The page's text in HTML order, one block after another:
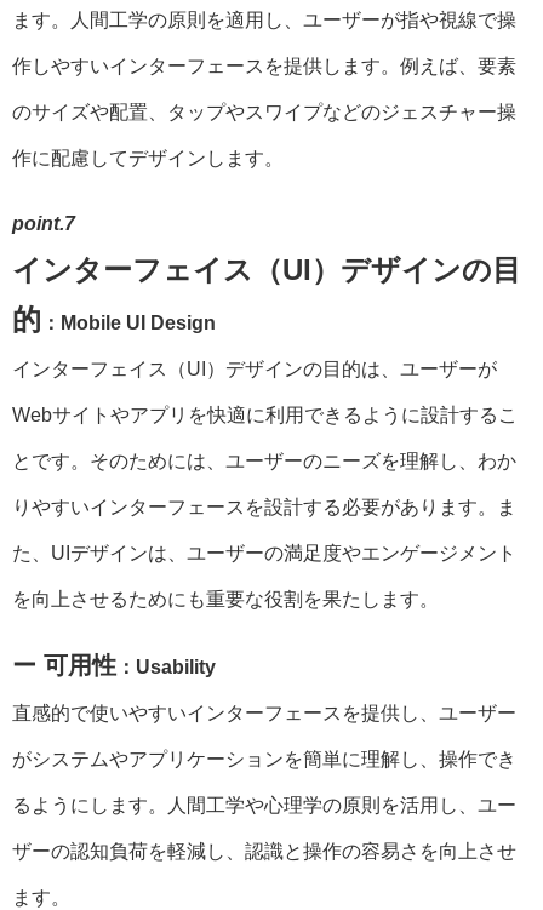
ます。人間工学の原則を適用し、ユーザーが指や視線で操
作しやすいインターフェースを提供します。例えば、要素
のサイズや配置、タップやスワイプなどのジェスチャー操
作に配慮してデザインします。
point.7
インターフェイス（UI）デザインの目
的 ：Mobile UI Design
インターフェイス（UI）デザインの目的は、ユーザーが
Webサイトやアプリを快適に利用できるように設計するこ
とです。そのためには、ユーザーのニーズを理解し、わか
りやすいインターフェースを設計する必要があります。ま
た、UIデザインは、ユーザーの満足度やエンゲージメント
を向上させるためにも重要な役割を果たします。
ー 可用性 ：Usability
直感的で使いやすいインターフェースを提供し、ユーザー
がシステムやアプリケーションを簡単に理解し、操作でき
るようにします。人間工学や心理学の原則を活用し、ユー
ザーの認知負荷を軽減し、認識と操作の容易さを向上させ
ます。